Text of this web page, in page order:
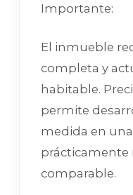
Importante:
El inmueble
completa y
habitable.
permite
medida en
prácticamente
comparable.